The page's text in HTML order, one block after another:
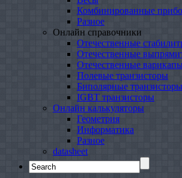
Комбинированные
Разное
Онлайн справочники
Отечественные
Отечественные
Отечественные
Полевые транзисторы
Биполярные транзисторы
IGBT транзисторы
Онлайн калькуляторы
Геометрия
Информатика
Разное
datasheet
Search
for: